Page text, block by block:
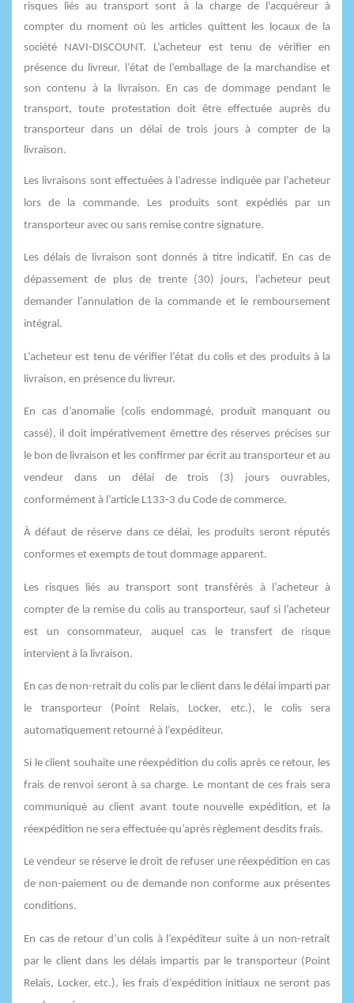
risques liés au transport sont à la charge de l'acquéreur à
compter du moment où les articles quittent les locaux de la
société NAVI-DISCOUNT. L’acheteur est tenu de vérifier en
présence du livreur, l’état de l’emballage de la marchandise et
son contenu à la livraison. En cas de dommage pendant le
transport, toute protestation doit être effectuée auprès du
transporteur dans un délai de trois jours à compter de la
livraison.
Les livraisons sont effectuées à l’adresse indiquée par l’acheteur
lors de la commande. Les produits sont expédiés par un
transporteur avec ou sans remise contre signature.
Les délais de livraison sont donnés à titre indicatif. En cas de
dépassement de plus de trente (30) jours, l’acheteur peut
demander l’annulation de la commande et le remboursement
intégral.
L’acheteur est tenu de vérifier l’état du colis et des produits à la
livraison, en présence du livreur.
En cas d’anomalie (colis endommagé, produit manquant ou
cassé), il doit impérativement émettre des réserves précises sur
le bon de livraison et les confirmer par écrit au transporteur et au
vendeur dans un délai de trois (3) jours ouvrables,
conformément à l’article L133-3 du Code de commerce.
À défaut de réserve dans ce délai, les produits seront réputés
conformes et exempts de tout dommage apparent.
Les risques liés au transport sont transférés à l’acheteur à
compter de la remise du colis au transporteur, sauf si l’acheteur
est un consommateur, auquel cas le transfert de risque
intervient à la livraison.
En cas de non-retrait du colis par le client dans le délai imparti par
le transporteur (Point Relais, Locker, etc.), le colis sera
automatiquement retourné à l’expéditeur.
Si le client souhaite une réexpédition du colis après ce retour, les
frais de renvoi seront à sa charge. Le montant de ces frais sera
communiqué au client avant toute nouvelle expédition, et la
réexpédition ne sera effectuée qu’après règlement desdits frais.
Le vendeur se réserve le droit de refuser une réexpédition en cas
de non-paiement ou de demande non conforme aux présentes
conditions.
En cas de retour d’un colis à l’expéditeur suite à un non-retrait
par le client dans les délais impartis par le transporteur (Point
Relais, Locker, etc.), les frais d’expédition initiaux ne seront pas